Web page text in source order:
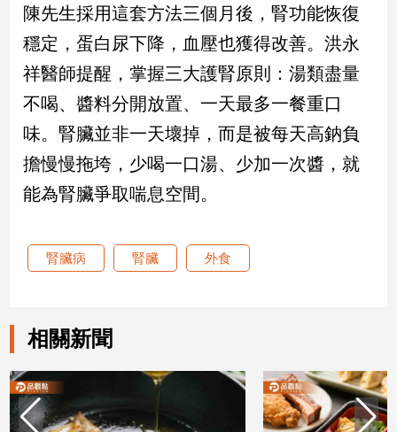
娛
樂
娛
星
聞
流
行/
時
生
活
建
築/
室
陳先生採用這套方法三個月後，腎功能恢復
穩定，蛋白尿下降，血壓也獲得改善。洪永
祥醫師提醒，掌握三大護腎原則：湯類盡量
不喝、醬料分開放置、一天最多一餐重口
味。腎臟並非一天壞掉，而是被每天高鈉負
擔慢慢拖垮，少喝一口湯、少加一次醬，就
能為腎臟爭取喘息空間。
腎臟病 腎臟 外食
相關新聞